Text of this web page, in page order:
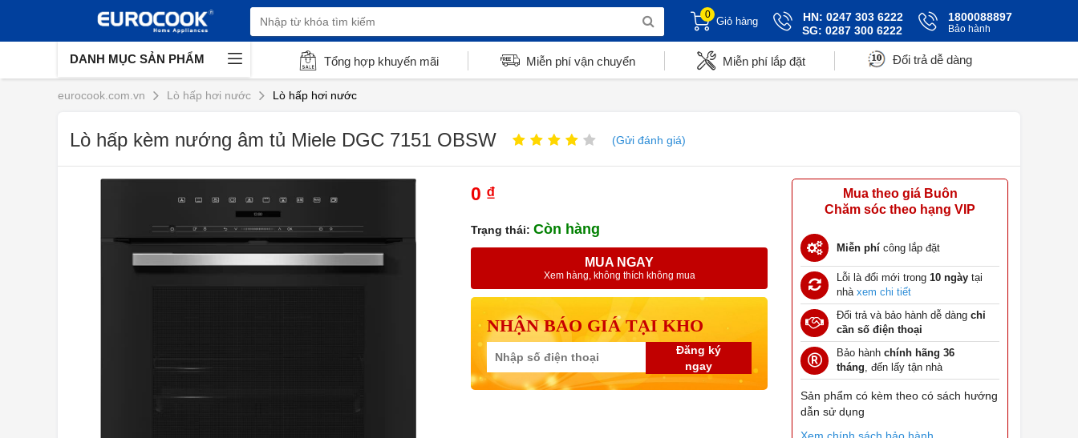
0
Giỏ hàng
HN: 0247 303 6222
SG: 0287 300 6222
1800088897
Bảo hành
DANH MỤC SẢN PHẨM Tổng hợp khuyến mãi Miễn phí vận chuyển Miễn phí lắp đặt Đổi trả dễ dàng
eurocook.com.vn Lò hấp hơi nước Lò hấp hơi nước
Lò hấp kèm nướng âm tủ Miele DGC 7151 OBSW (Gửi đánh giá)
0 ₫
Trạng thái: Còn hàng
MUA NGAY
Xem hàng, không thích không mua
NHẬN BÁO GIÁ TẠI KHO
Đăng ký
ngay
Mua theo giá Buôn
Chăm sóc theo hạng VIP
Miễn phí công lắp đặt
Lỗi là đổi mới trong 10 ngày tại
nhà xem chi tiết
Đổi trả và bảo hành dễ dàng chỉ
cần số điện thoại
Bảo hành chính hãng 36
tháng, đến lấy tận nhà
Sản phẩm có kèm theo có sách hướng
dẫn sử dụng